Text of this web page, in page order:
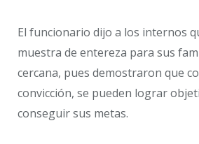
El funcionario dijo a los internos
muestra de entereza para sus
cercana, pues demostraron que
convicción, se pueden lograr
conseguir sus metas.